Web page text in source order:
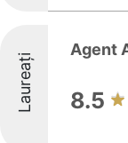
Laureați
Agent
8.5